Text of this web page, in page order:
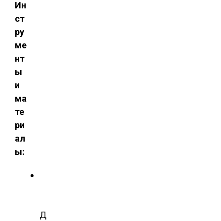
Ин
ст
ру
ме
нт
ы
и
ма
те
ри
ал
ы:
Д